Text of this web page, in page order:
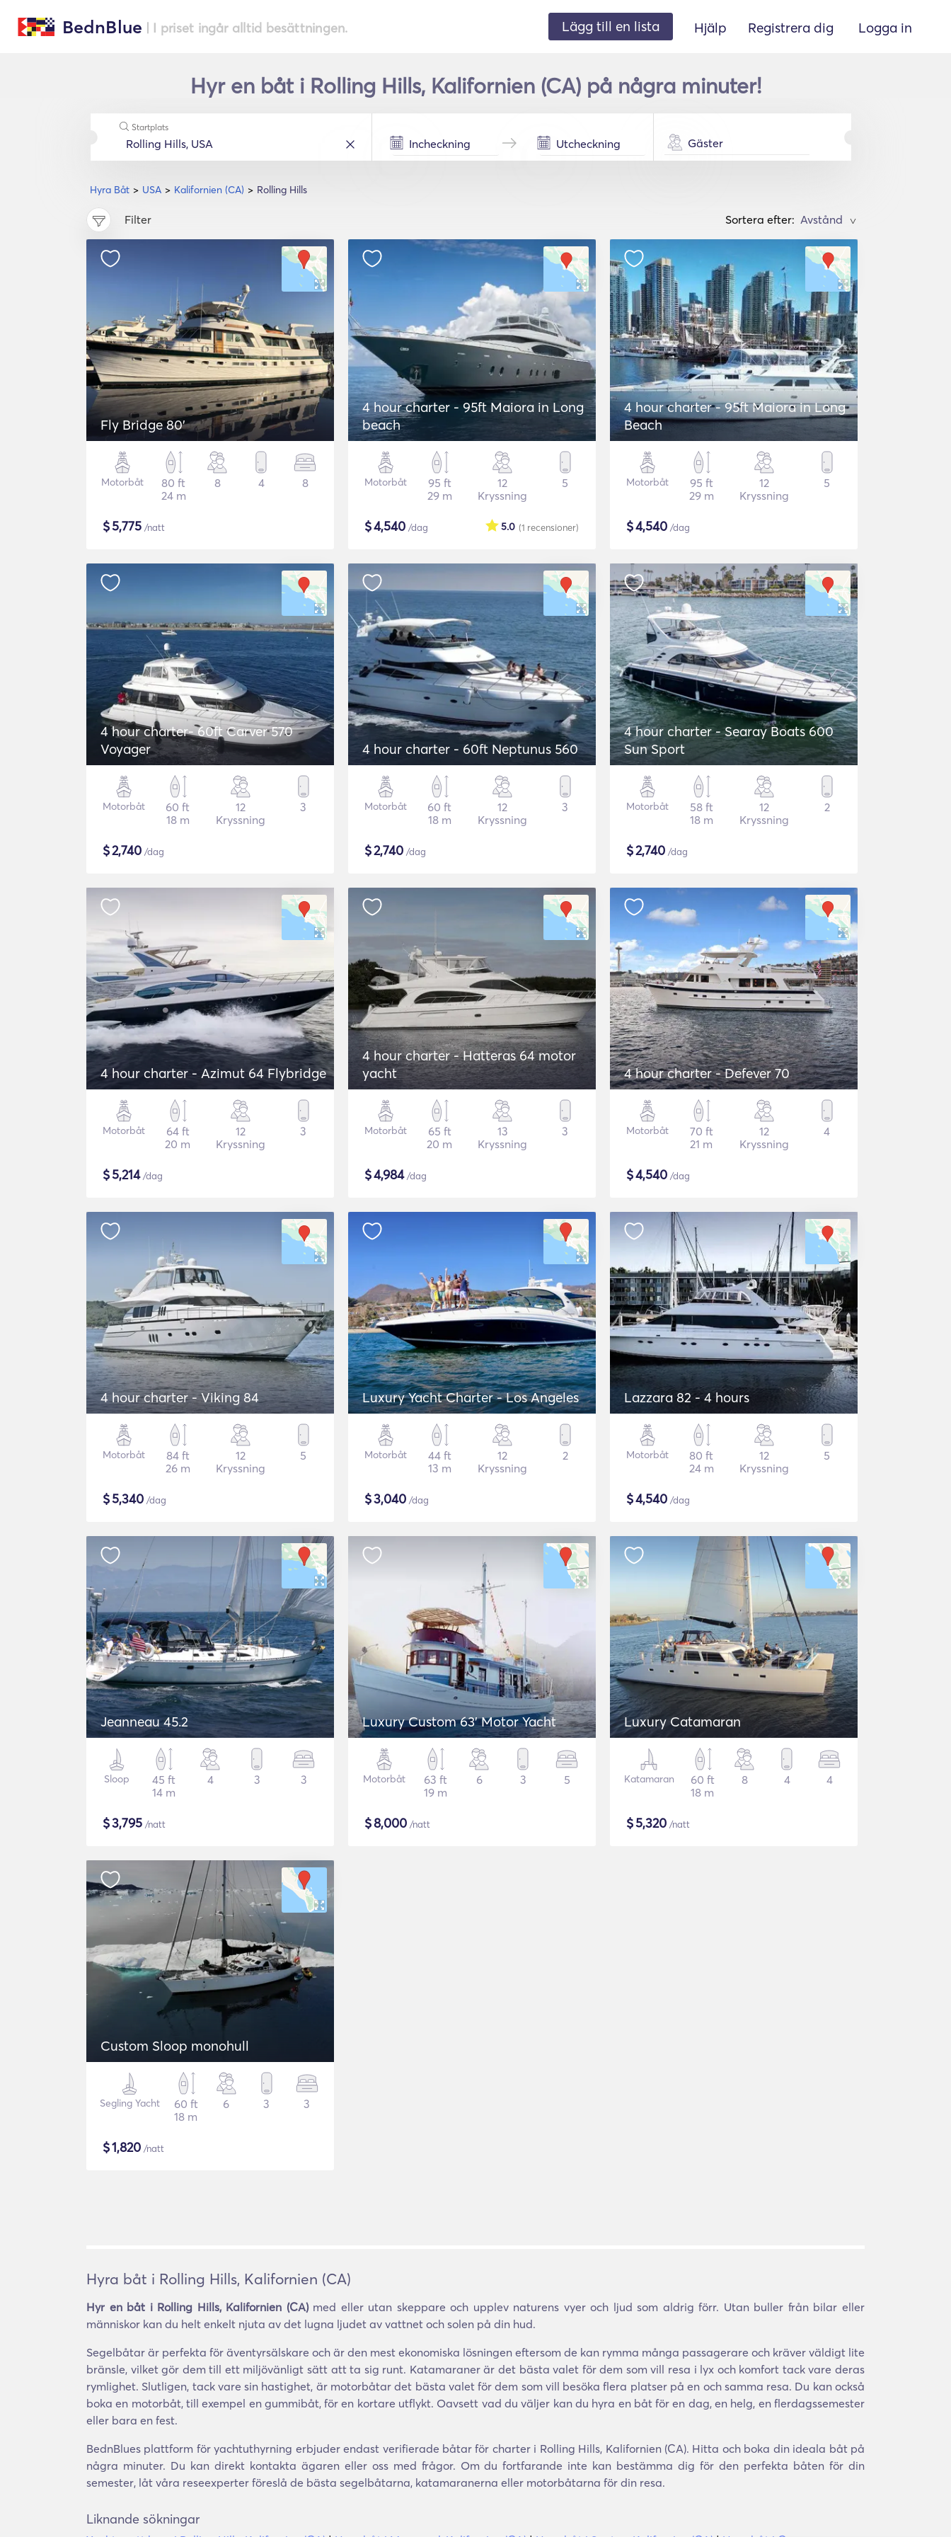
BednBlue | I priset ingår alltid besättningen. Lägg till en lista Hjälp Registrera dig Logga in
Hyr en båt i Rolling Hills, Kalifornien (CA) på några minuter!
Hyra Båt USA Kalifornien (CA) Rolling Hills
Startplats
Gäster
Filter Sortera efter: >
Fly Bridge 80'
Motorbåt
80 ft
24 m
8 4 8
$5,775 /natt
4 hour charter - 95ft Maiora in Long
beach
Motorbåt
95 ft
29 m
12
Kryssning
5
$4,540 /dag (1 recensioner)
5.0
4 hour charter - 95ft Maiora in Long
Beach
Motorbåt
95 ft
29 m
12
Kryssning
5
$4,540 /dag
4 hour charter- 60ft Carver 570
Voyager
Motorbåt
60 ft
18 m
12
Kryssning
3
$2,740 /dag
4 hour charter - 60ft Neptunus 560
Motorbåt
60 ft
18 m
12
Kryssning
3
$2,740 /dag
4 hour charter - Searay Boats 600
Sun Sport
Motorbåt
58 ft
18 m
12
Kryssning
2
$2,740 /dag
4 hour charter - Azimut 64 Flybridge
Motorbåt
64 ft
20 m
12
Kryssning
3
$5,214/dag
4 hour charter - Hatteras 64 motor
yacht
Motorbåt
65 ft
20 m
13
Kryssning
3
$4,984/dag
4 hour charter - Defever 70
Motorbåt
70 ft
21 m
12
Kryssning
4
$4,540 /dag
4 hour charter - Viking 84
Motorbåt
84 ft
26 m
12
Kryssning
5
$5,340 /dag
Luxury Yacht Charter - Los Angeles
Motorbåt
44 ft
13 m
12
Kryssning
2
$3,040 /dag
Lazzara 82 - 4 hours
Motorbåt
80 ft
24 m
12
Kryssning
5
$4,540 /dag
Jeanneau 45.2
Sloop
45 ft
14 m
4 3 3
$3,795 /natt
Luxury Custom 63' Motor Yacht
Motorbåt
63 ft
19 m
6 3 5
$8,000 /natt
Luxury Catamaran
Katamaran
60 ft
18 m
8 4 4
$5,320 /natt
Custom Sloop monohull
Segling Yacht
60 ft
18 m
6 3 3
$1,820 /natt
Hyra båt i Rolling Hills, Kalifornien (CA)
Hyr en båt i Rolling Hills, Kalifornien (CA)med eller utan skeppare och upplev naturens vyer och ljud som aldrig förr. Utan buller från bilar eller
människor kan du helt enkelt njuta av det lugna ljudet av vattnet och solen på din hud.
Segelbåtar är perfekta för äventyrsälskare och är den mest ekonomiska lösningen eftersom de kan rymma många passagerare och kräver väldigt lite
bränsle, vilket gör dem till ett miljövänligt sätt att ta sig runt. Katamaraner är det bästa valet för dem som vill resa i lyx och komfort tack vare deras
rymlighet. Slutligen, tack vare sin hastighet, är motorbåtar det bästa valet för dem som vill besöka flera platser på en och samma resa. Du kan också
boka en motorbåt, till exempel en gummibåt, för en kortare utflykt. Oavsett vad du väljer kan du hyra en båt för en dag, en helg, en flerdagssemester
eller bara en fest.
BednBlues plattform för yachtuthyrning erbjuder endast verifierade båtar för charter i Rolling Hills, Kalifornien (CA). Hitta och boka din ideala båt på
några minuter. Du kan direkt kontakta ägaren eller oss med frågor. Om du fortfarande inte kan bestämma dig för den perfekta båten för din
semester, låt våra reseexperter föreslå de bästa segelbåtarna, katamaranerna eller motorbåtarna för din resa.
Liknande sökningar